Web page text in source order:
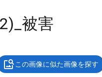
被害
この画像に似た画像を探す